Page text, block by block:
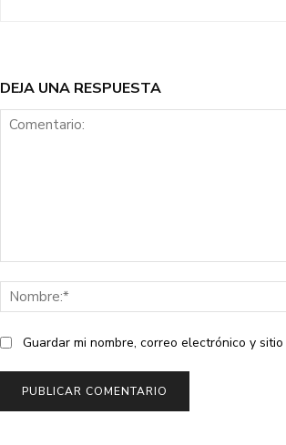
DEJA UNA RESPUESTA
Guardar mi nombre, correo electrónico y